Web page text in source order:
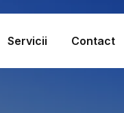
Servicii Contact